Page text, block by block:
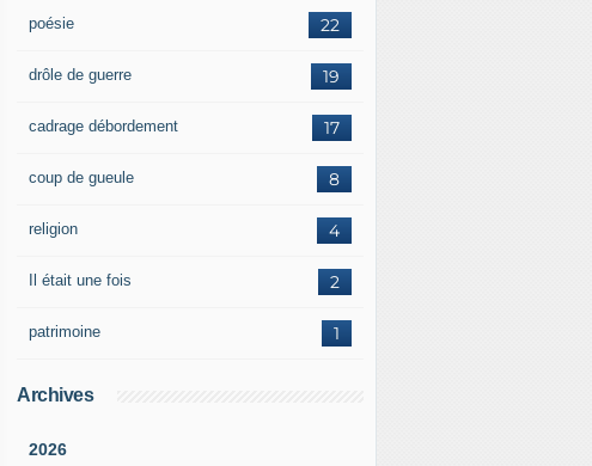
22
poésie
19
drôle de guerre
17
cadrage débordement
8
coup de gueule
4
religion
2
Il était une fois
1
patrimoine
Archives
2026